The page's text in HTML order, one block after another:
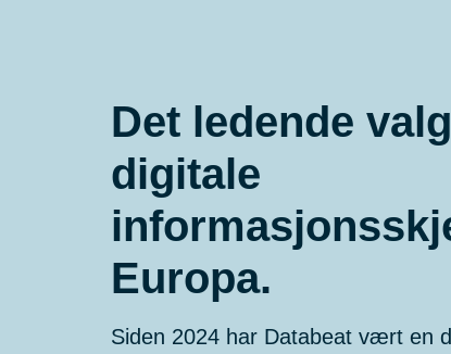
Det ledende
digitale
Europa.
Siden 2024 har Databeat vært en